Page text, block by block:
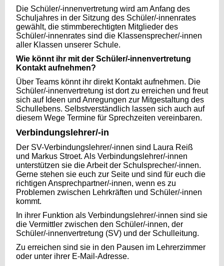
Die Schüler/-innenvertretung wird am Anfang des
Schuljahres in der Sitzung des Schüler/-innenrates
gewählt, die stimmberechtigten Mitglieder des
Schüler/-innenrates sind die Klassensprecher/-innen
aller Klassen unserer Schule.
Wie könnt ihr mit der Schüler/-innenvertretung
Kontakt aufnehmen?
Über Teams könnt ihr direkt Kontakt aufnehmen. Die
Schüler/-innenvertretung ist dort zu erreichen und freut
sich auf Ideen und Anregungen zur Mitgestaltung des
Schullebens. Selbstverständlich lassen sich auch auf
diesem Wege Termine für Sprechzeiten vereinbaren.​​
Verbindungslehrer/-in
Der SV-Verbindungslehrer/-innen sind Laura Reiß
und Markus Stroet. Als Verbindungslehrer/-innen
unterstützen sie die Arbeit der Schulsprecher/-innen.
Gerne stehen sie euch zur Seite und sind für euch die
richtigen Ansprechpartner/-innen, wenn es zu
Problemen zwischen Lehrkräften und Schüler/-innen
kommt.
In ihrer Funktion als Verbindungslehrer/-innen sind sie
die Vermittler zwischen den Schüler/-innen, der
Schüler/-innenvertretung (SV) und der Schulleitung.
Zu erreichen sind sie in den Pausen im Lehrerzimmer
oder unter ihrer E-Mail-Adresse.